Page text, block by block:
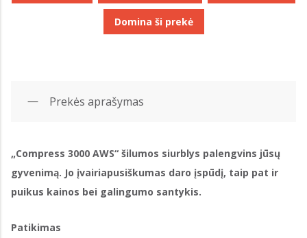
Domina ši prekė
Prekės aprašymas
„Compress 3000 AWS“ šilumos siurblys palengvins jūsų
gyvenimą. Jo įvairiapusiškumas daro įspūdį, taip pat ir
puikus kainos bei galingumo santykis.
Patikimas